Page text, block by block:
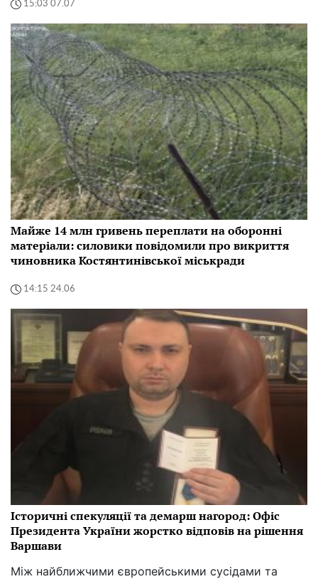
15:03 07.07
Майже 14 млн гривень переплати на оборонні
матеріали: силовики повідомили про викриття
чиновника Костянтинівської міськради
14:15 24.06
Історичні спекуляції та демарш нагород: Офіс
Президента України жорстко відповів на рішення
Варшави
Між найближчими європейськими сусідами та